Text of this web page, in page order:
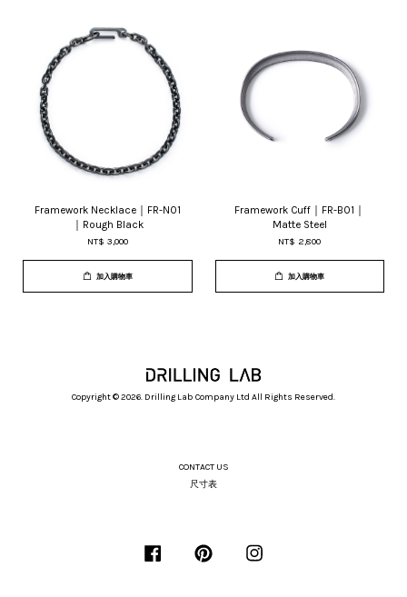
Framework Necklace｜FR-N01
｜Rough Black
NT$ 3,000
加入購物車
Framework Cuff｜FR-B01｜
Matte Steel
NT$ 2,800
加入購物車
Copyright © 2026. Drilling Lab Company Ltd All Rights Reserved.
CONTACT US
尺寸表
Facebook Pinterest